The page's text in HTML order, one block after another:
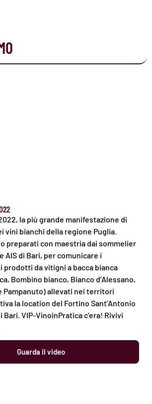
la più grande manifestazione di
vini bianchi della regione Puglia.
preparati con maestria dai sommelier
AIS di Bari, per comunicare i
da vitigni a bacca bianca
Bombino bianco, Bianco d’Alessano,
Pampanuto) allevati nei territori
la location del Fortino Sant’Antonio
VIP-VinoinPratica c’era! Rivivi
Guarda il video